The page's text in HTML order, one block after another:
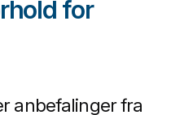
for
anbefalinger fra